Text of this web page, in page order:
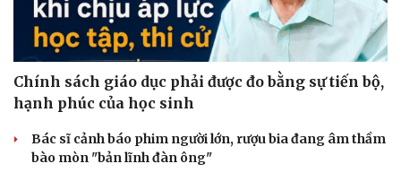
Chính sách giáo dục phải được đo bằng sự tiến bộ,
hạnh phúc của học sinh
Bác sĩ cảnh báo phim người lớn, rượu bia đang âm thầm
bào mòn "bản lĩnh đàn ông"